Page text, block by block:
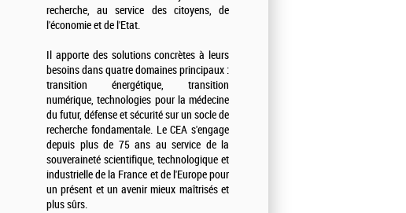
recherche, au service des citoyens, de
l'économie et de l'Etat.
Il apporte des solutions concrètes à leurs
besoins dans quatre domaines principaux :
transition énergétique, transition
numérique, technologies pour la médecine
du futur, défense et sécurité sur un socle de
recherche fondamentale. Le CEA s'engage
depuis plus de 75 ans au service de la
souveraineté scientifique, technologique et
industrielle de la France et de l'Europe pour
un présent et un avenir mieux maîtrisés et
plus sûrs.